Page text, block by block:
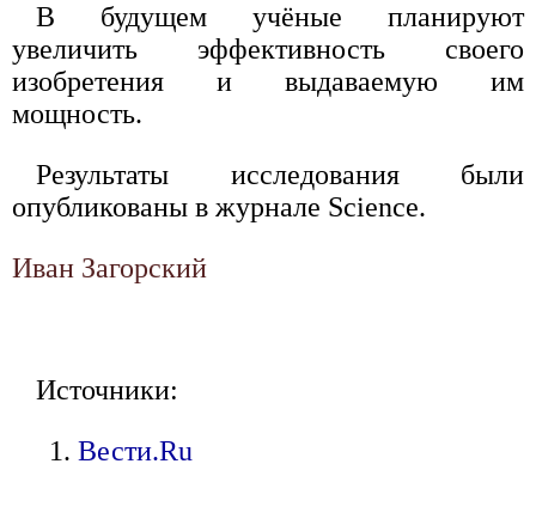
В будущем учёные планируют
увеличить эффективность своего
изобретения и выдаваемую им
мощность.
Результаты исследования были
опубликованы в журнале Science.
Иван Загорский
Источники:
Вести.Ru